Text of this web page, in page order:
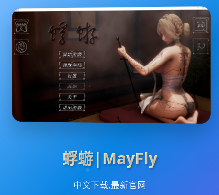
蜉蝣|MayFly
中文下载,最新官网